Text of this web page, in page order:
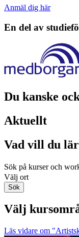
Anmäl dig här
En del av
Du kanske
Aktuellt
Vad vill du
Sök på kurser och
Välj ort
Sök
Välj
Läs vidare om